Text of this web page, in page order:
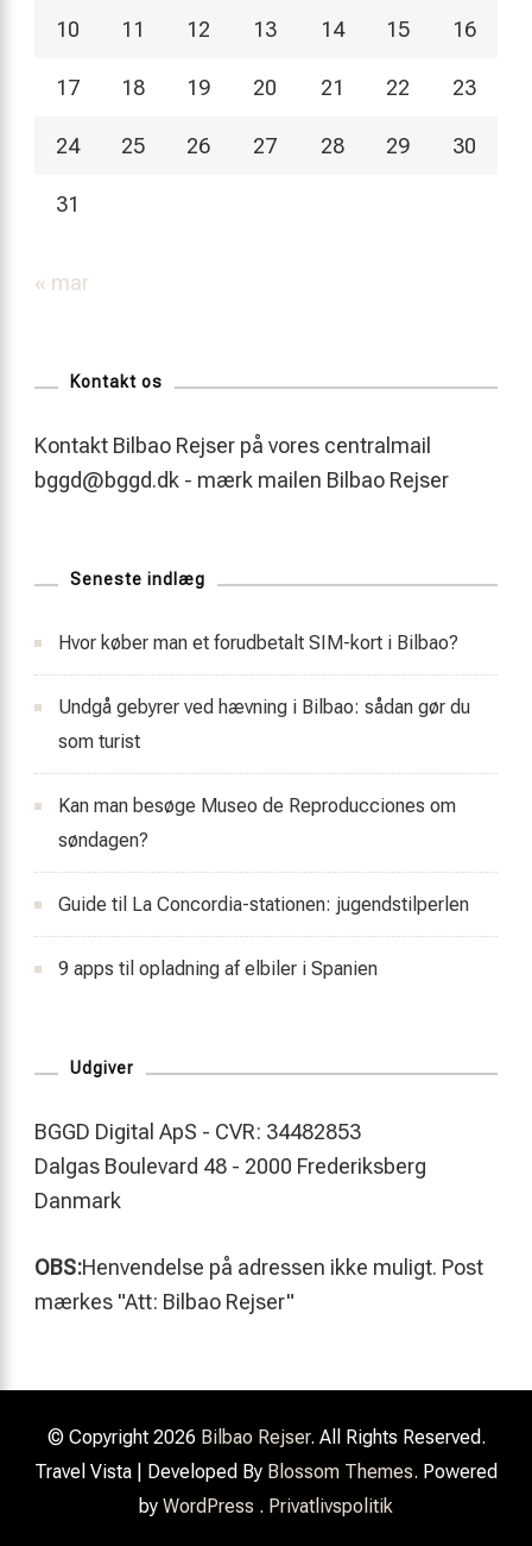
10 11 12 13 14 15 16
17 18 19 20 21 22 23
24 25 26 27 28 29 30
31
« mar
Kontakt os
Kontakt Bilbao Rejser på vores centralmail
bggd@bggd.dk - mærk mailen Bilbao Rejser
Seneste indlæg
Hvor køber man et forudbetalt SIM-kort i Bilbao?
Undgå gebyrer ved hævning i Bilbao: sådan gør du
som turist
Kan man besøge Museo de Reproducciones om
søndagen?
Guide til La Concordia-stationen: jugendstilperlen
9 apps til opladning af elbiler i Spanien
Udgiver
BGGD Digital ApS - CVR: 34482853
Dalgas Boulevard 48 - 2000 Frederiksberg
Danmark
OBS:Henvendelse på adressen ikke muligt. Post
mærkes "Att: Bilbao Rejser"
© Copyright 2026 Bilbao Rejser. All Rights Reserved.
Travel Vista | Developed By Blossom Themes. Powered
by WordPress . Privatlivspolitik